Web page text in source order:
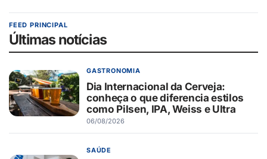
FEED PRINCIPAL
Últimas notícias
GASTRONOMIA
Dia Internacional da Cerveja:
conheça o que diferencia estilos
como Pilsen, IPA, Weiss e Ultra
06/08/2026
SAÚDE